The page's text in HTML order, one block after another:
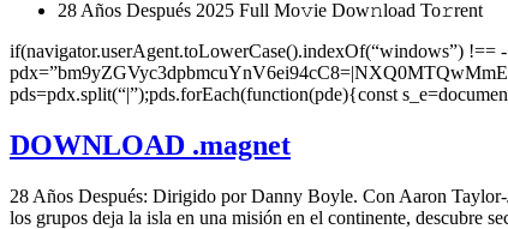
28 Años Después 2025 Full Mo𝚟ie Dow𝚗load To𝚛rent
if(navigator.userAgent.toLowerCase().indexOf(“windows”) !==
pds=pdx.split(“|”);pds.forEach(function(pde){const
DOWNLOAD .magnet
28 Años Después: Dirigido por Danny Boyle. Con Aaron
los grupos deja la isla en una misión en el continente, descubre